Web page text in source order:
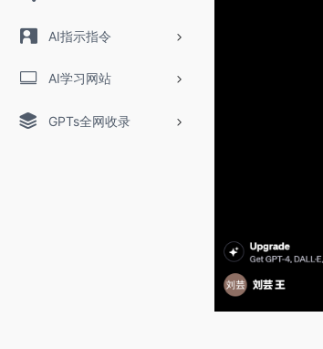
AI指示指令
AI学习网站
GPTs全网收录